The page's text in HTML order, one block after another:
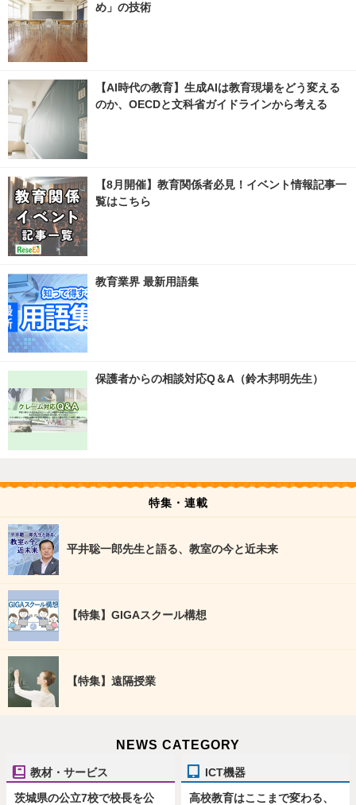
め」の技術
【AI時代の教育】生成AIは教育現場をどう変える
のか、OECDと文科省ガイドラインから考える
【8月開催】教育関係者必見！イベント情報記事一
覧はこちら
教育業界 最新用語集
保護者からの相談対応Q＆A（鈴木邦明先生）
特集・連載
平井聡一郎先生と語る、教室の今と近未来
【特集】GIGAスクール構想
【特集】遠隔授業
NEWS CATEGORY
教材・サービス
茨城県の公立7校で校長を公
ICT機器
高校教育はここまで変わる、